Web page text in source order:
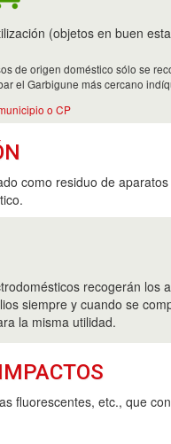
(objetos en buen
de origen doméstico sólo se
el Garbigune más cercano
o CP
como residuo de
recogerán los
siempre y cuando se
la misma utilidad.
fluorescentes, etc., que